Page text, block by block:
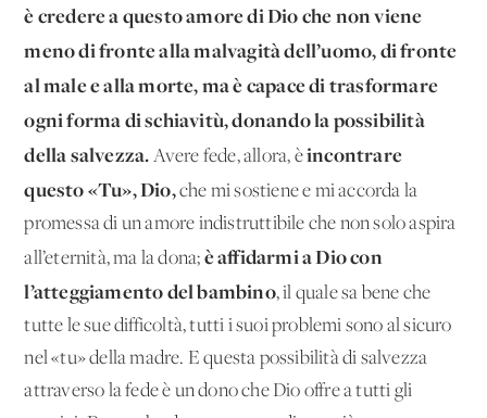
è credere a questo amore di Dio che non viene
meno di fronte alla malvagità dell’uomo, di fronte
al male e alla morte, ma è capace di trasformare
ogni forma di schiavitù, donando la possibilità
della salvezza. Avere fede, allora, èincontrare
questo «Tu», Dio,che mi sostiene e mi accorda la
promessa di un amore indistruttibile che non solo aspira
all’eternità, ma la dona; è affidarmi a Dio con
l’atteggiamento del bambino, il quale sa bene che
tutte le sue difficoltà, tutti i suoi problemi sono al sicuro
nel «tu» della madre. E questa possibilità di salvezza
attraverso la fede è un dono che Dio offre a tutti gli